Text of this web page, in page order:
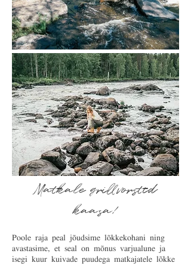
Matkale grillvorstid
kaasa!
Poole raja peal jõudsime lõkkekohani ning
avastasime, et seal on mõnus varjualune ja
isegi kuur kuivade puudega matkajatele lõkke